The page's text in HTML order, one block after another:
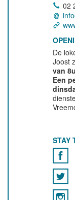
02
De
Joost
van
Een
STAY